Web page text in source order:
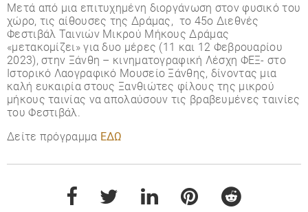
Μετά από μια επιτυχημένη διοργάνωση στον φυσικό του
χώρο, τις αίθουσες της Δράμας, το 45ο Διεθνές
Φεστιβάλ Ταινιών Μικρού Μήκους Δράμας
«μετακομίζει» για δυο μέρες (11 και 12 Φεβρουαρίου
2023), στην Ξάνθη – κινηματογραφική Λέσχη ΦΕΞ- στο
Ιστορικό Λαογραφικό Μουσείο Ξάνθης, δίνοντας μια
καλή ευκαιρία στους Ξανθιώτες φίλους της μικρού
μήκους ταινίας να απολαύσουν τις βραβευμένες ταινίες
του Φεστιβάλ.
Δείτε πρόγραμμα ΕΔΩ